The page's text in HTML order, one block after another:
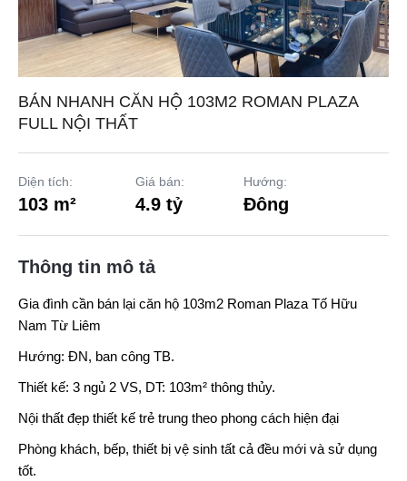
BÁN NHANH CĂN HỘ 103M2 ROMAN PLAZA
FULL NỘI THẤT
Diện tích:
103 m²
Giá bán:
4.9 tỷ
Hướng:
Đông
Thông tin mô tả
Gia đình cần bán lại căn hộ 103m2 Roman Plaza Tố Hữu
Nam Từ Liêm
Hướng: ĐN, ban công TB.
Thiết kế: 3 ngủ 2 VS, DT: 103m² thông thủy.
Nội thất đẹp thiết kế trẻ trung theo phong cách hiện đại
Phòng khách, bếp, thiết bị vệ sinh tất cả đều mới và sử dụng
tốt.